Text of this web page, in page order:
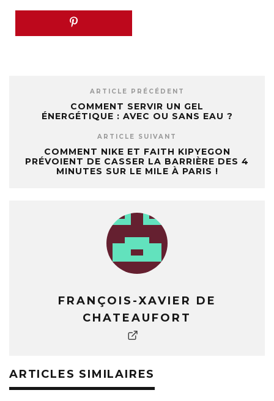
ARTICLE PRÉCÉDENT
COMMENT SERVIR UN GEL
ÉNERGÉTIQUE : AVEC OU SANS EAU ?
ARTICLE SUIVANT
COMMENT NIKE ET FAITH KIPYEGON
PRÉVOIENT DE CASSER LA BARRIÈRE DES 4
MINUTES SUR LE MILE À PARIS !
FRANÇOIS-XAVIER DE
CHATEAUFORT
ARTICLES SIMILAIRES